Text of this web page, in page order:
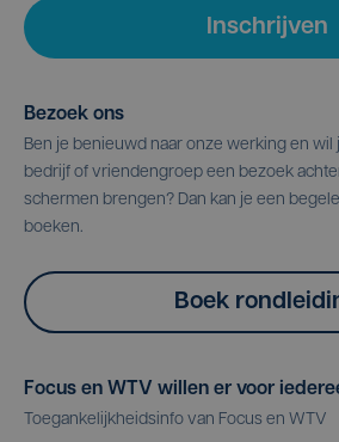
Inschrijven
Bezoek ons
Ben je benieuwd naar onze werking en
bedrijf of vriendengroep een bezoek
schermen brengen? Dan kan je een
boeken.
Boek
Focus en WTV willen er voor
Toegankelijkheidsinfo van Focus en WTV